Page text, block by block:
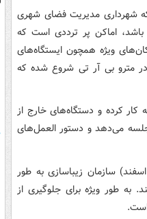
شهرداری مدیریت فضای شهری
باشد، اماکن پر ترددی است که
ویژه همچون ایستگاه‌های
در مترو بی آر تی شروع شده که
کار کرده و دستگاه‌های خارج از
می‌دهد و دستور العمل‌های
سازمان زیباسازی به طور
به طور ویژه برای جلوگیری از
است.